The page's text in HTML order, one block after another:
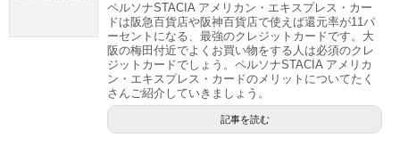
ペルソナSTACIA アメリカン・エキスプレス・カー
ドは阪急百貨店や阪神百貨店で使えば還元率が11パ
ーセントになる、最強のクレジットカードです。大
阪の梅田付近でよくお買い物をする人は必須のクレ
ジットカードでしょう。ペルソナSTACIA アメリカ
ン・エキスプレス・カードのメリットについてたく
さんご紹介していきましょう。
記事を読む